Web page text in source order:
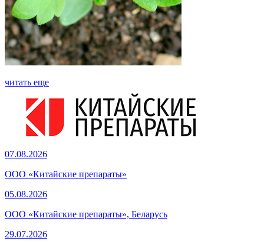
читать еще
07.08.2026
ООО «Китайские препараты»
05.08.2026
ООО «Китайские препараты», Беларусь
29.07.2026